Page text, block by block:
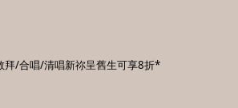
拜/合唱/清唱新祢呈舊生可享8折*